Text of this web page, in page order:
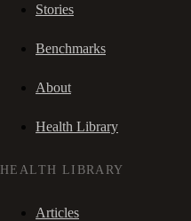
Stories
Benchmarks
About
Health Library
HEALTH LIBRARY
Articles